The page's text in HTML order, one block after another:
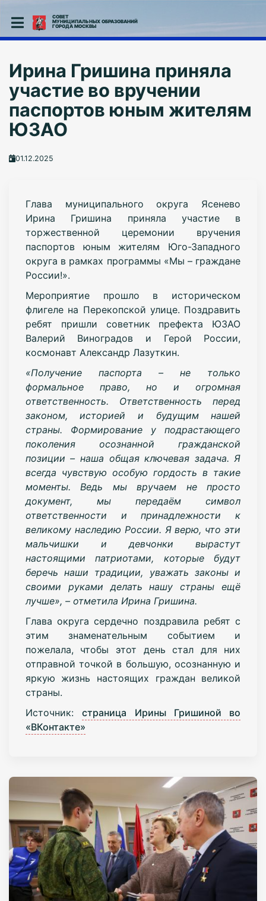
СОВЕТ
МУНИЦИПАЛЬНЫХ ОБРАЗОВАНИЙ
ГОРОДА МОСКВЫ
Ирина Гришина приняла
участие во вручении
паспортов юным жителям
ЮЗАО
01.12.2025
Глава муниципального округа Ясенево
Ирина Гришина приняла участие в
торжественной церемонии вручения
паспортов юным жителям Юго-Западного
округа в рамках программы «Мы – граждане
России!».
Мероприятие прошло в историческом
флигеле на Перекопской улице. Поздравить
ребят пришли советник префекта ЮЗАО
Валерий Виноградов и Герой России,
космонавт Александр Лазуткин.
«Получение паспорта – не только
формальное право, но и огромная
ответственность. Ответственность перед
законом, историей и будущим нашей
страны. Формирование у подрастающего
поколения осознанной гражданской
позиции – наша общая ключевая задача. Я
всегда чувствую особую гордость в такие
моменты. Ведь мы вручаем не просто
документ, мы передаём символ
ответственности и принадлежности к
великому наследию России. Я верю, что эти
мальчишки и девчонки вырастут
настоящими патриотами, которые будут
беречь наши традиции, уважать законы и
своими руками делать нашу страны ещё
лучше», – отметила Ирина Гришина.
Глава округа сердечно поздравила ребят с
этим знаменательным событием и
пожелала, чтобы этот день стал для них
отправной точкой в большую, осознанную и
яркую жизнь настоящих граждан великой
страны.
Источник:страница Ирины Гришиной во
«ВКонтакте»